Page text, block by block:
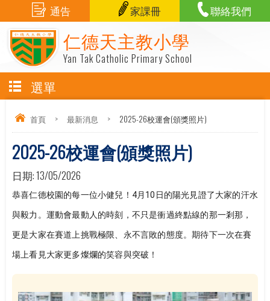
仁德天主教小學
Yan Tak Catholic Primary School
通告 家課冊 聯絡我們
選單
首頁 > 最新消息 > 2025-26校運會(頒獎照片)
2025-26校運會(頒獎照片)
日期:13/05/2026
恭喜仁德校園的每一位小健兒！4月10日的陽光見證了大家的汗水
與毅力。運動會最動人的時刻，不只是衝過終點線的那一剎那，
更是大家在賽道上挑戰極限、永不言敗的態度。期待下一次在賽
場上看見大家更多燦爛的笑容與突破！